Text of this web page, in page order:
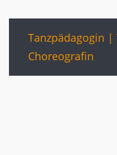
Tanzpädagogin |
Choreografin